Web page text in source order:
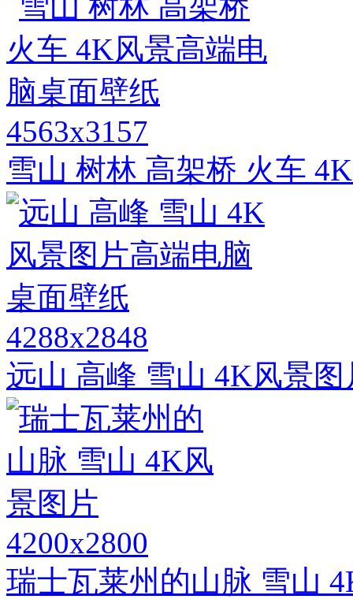
4563x3157
雪山 树林 高架桥 火车
4288x2848
远山 高峰 雪山 4K风景
4200x2800
瑞士瓦莱州的山脉 雪山